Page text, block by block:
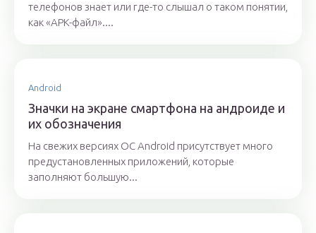
телефонов знает или где-то слышал о таком понятии,
как «APK-файл»....
Android
Значки на экране смартфона на андроиде и
их обозначения
На свежих версиях OC Android присутствует много
предустановленных приложений, которые
заполняют большую...